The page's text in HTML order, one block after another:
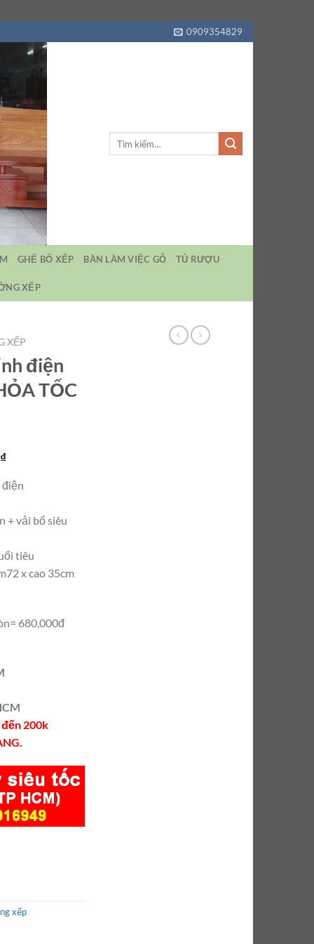
0909354829
GHẾ BỐ XẾP BÀN LÀM VIỆC GỖ TỦ RƯỢU
XẾP
XẾP
điện
TỐC
₫Giá
tại
680.000 ₫.
điện
+ vải bố siêu
tiêu
x cao 35cm
680,000đ
đến 200k
xếp